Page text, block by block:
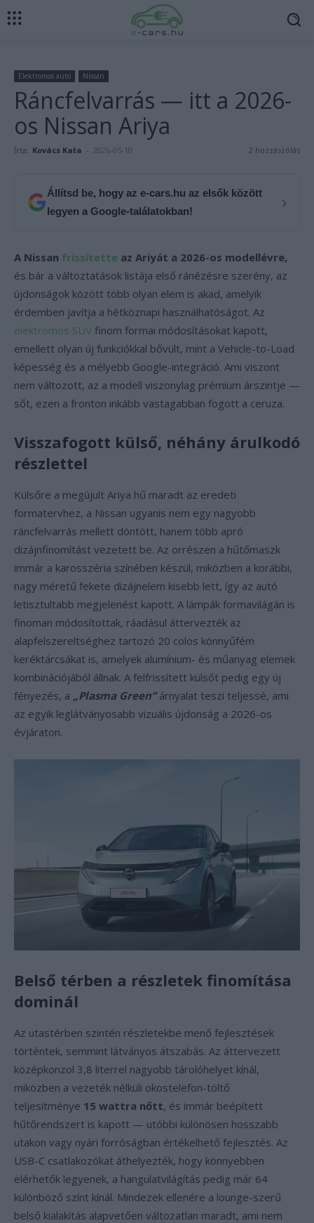
Elektromos autó Nissan
Ráncfelvarrás — itt a 2026-
os Nissan Ariya
Írta: Kovács Kata - 2026-05-10 2 hozzászólás
Állítsd be, hogy az e-cars.hu az elsők között
legyen a Google-találatokban!
›
A Nissan frissítette az Ariyát a 2026-os modellévre,
és bár a változtatások listája első ránézésre szerény, az
újdonságok között több olyan elem is akad, amelyik
érdemben javítja a hétköznapi használhatóságot. Az
elektromos SUV finom formai módosításokat kapott,
emellett olyan új funkciókkal bővült, mint a Vehicle-to-Load
képesség és a mélyebb Google-integráció. Ami viszont
nem változott, az a modell viszonylag prémium árszintje —
sőt, ezen a fronton inkább vastagabban fogott a ceruza.
Visszafogott külső, néhány árulkodó
részlettel
Külsőre a megújult Ariya hű maradt az eredeti
formatervhez, a Nissan ugyanis nem egy nagyobb
ráncfelvarrás mellett döntött, hanem több apró
dizájnfinomítást vezetett be. Az orrészen a hűtőmaszk
immár a karosszéria színében készül, miközben a korábbi,
nagy méretű fekete dizájnelem kisebb lett, így az autó
letisztultabb megjelenést kapott. A lámpák formavilágán is
finoman módosítottak, ráadásul áttervezték az
alapfelszereltséghez tartozó 20 colos könnyűfém
keréktárcsákat is, amelyek alumínium- és műanyag elemek
kombinációjából állnak. A felfrissített külsőt pedig egy új
fényezés, a „Plasma Green”árnyalat teszi teljessé, ami
az egyik leglátványosabb vizuális újdonság a 2026-os
évjáraton.
Belső térben a részletek finomítása
dominál
Az utastérben szintén részletekbe menő fejlesztések
történtek, semmint látványos átszabás. Az áttervezett
középkonzol 3,8 literrel nagyobb tárolóhelyet kínál,
miközben a vezeték nélküli okostelefon-töltő
teljesítménye 15 wattra nőtt, és immár beépített
hűtőrendszert is kapott — utóbbi különösen hosszabb
utakon vagy nyári forróságban értékelhető fejlesztés. Az
USB-C csatlakozókat áthelyezték, hogy könnyebben
elérhetők legyenek, a hangulatvilágítás pedig már 64
különböző színt kínál. Mindezek ellenére a lounge-szerű
belső kialakítás alapvetően változatlan maradt, ami nem